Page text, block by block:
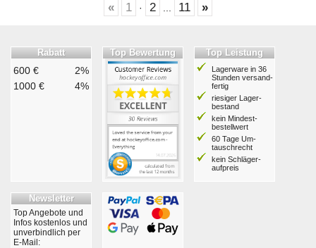
« 1 · 2 11 »
Rabatt
600 €
2%
1000 €
4%
Top Bewertung Top Leistung
Lagerware in 36
Stunden ver­sand­
fertig
riesiger Lager­
bestand
kein Mindest­
bestell­wert
60 Tage Um­
tausch­recht
kein Schläger­
aufpreis
Newsletter
Top Angebote und
Infos kostenlos und
unverbindlich per
E-Mail: